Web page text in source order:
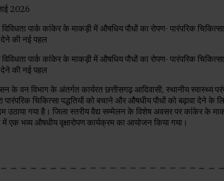
2026
के वन विभाग के अंतर्गत कार्यरत छत्तीसगढ़ आदिवासी, स्थानीय स्वास्थ्य
पारंपरिक चिकित्सा पद्धतियों को बचाने और औषधीय पौधों को बढ़ावा देने के
उठाया गया है। जिला स्तरीय वैद्य सम्मेलन के विशेष अवसर पर कांकेर के
में एक भव्य औषधीय वृक्षारोपण कार्यक्रम का आयोजन किया गया।